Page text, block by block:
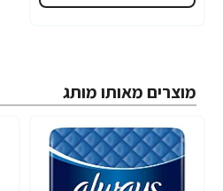
מוצרים מאותו מותג